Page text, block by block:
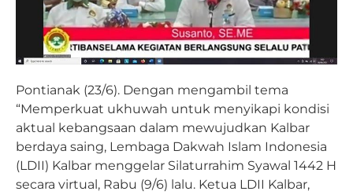
Pontianak (23/6). Dengan mengambil tema
“Memperkuat ukhuwah untuk menyikapi kondisi
aktual kebangsaan dalam mewujudkan Kalbar
berdaya saing, Lembaga Dakwah Islam Indonesia
(LDII) Kalbar menggelar Silaturrahim Syawal 1442 H
secara virtual, Rabu (9/6) lalu. Ketua LDII Kalbar,